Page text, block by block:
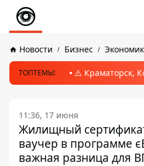
Новости Бизнес
ТОПТЕМЫ: ⚠️ Краматорск,
11:36, 17 июня
Жилищный
ваучер в программе
важная разница для